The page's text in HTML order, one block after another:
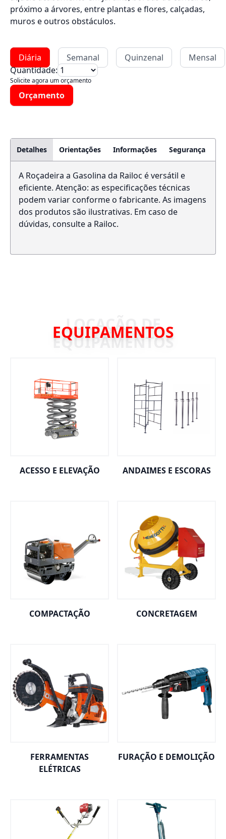
próximo a árvores, entre plantas e flores, calçadas,
muros e outros obstáculos.
Diária Semanal Quinzenal
Mensal
Quantidade:
Solicite agora um orçamento
Orçamento
Detalhes Orientações Informações Segurança
A Roçadeira a Gasolina da Railoc é versátil e
eficiente. Atenção: as especificações técnicas
podem variar conforme o fabricante. As imagens
dos produtos são ilustrativas. Em caso de
dúvidas, consulte a Railoc.
EQUIPAMENTOS
ACESSO E ELEVAÇÃO ANDAIMES E ESCORAS
COMPACTAÇÃO CONCRETAGEM
FERRAMENTAS
ELÉTRICAS
FURAÇÃO E DEMOLIÇÃO